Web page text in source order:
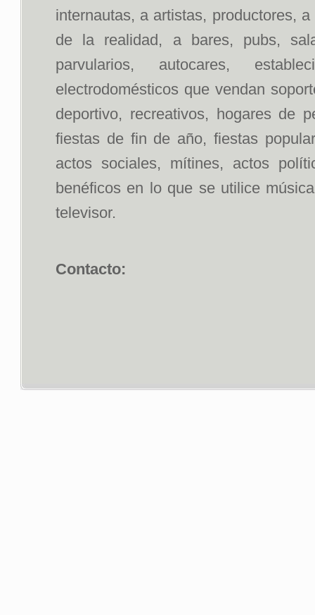
internautas, a artistas, productores,
de la realidad, a bares, pubs,
parvularios, autocares,
electrodomésticos que vendan
deportivo, recreativos, hogares de
fiestas de fin de año, fiestas
actos sociales, mítines, actos
benéficos en lo que se utilice
televisor.
Contacto: